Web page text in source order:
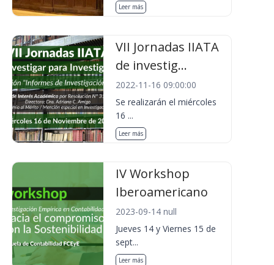
Leer más
VII Jornadas IIATA
de investig...
2022-11-16 09:00:00
Se realizarán el miércoles
16 ...
Leer más
IV Workshop
Iberoamericano
2023-09-14 null
Jueves 14 y Viernes 15 de
sept...
Leer más